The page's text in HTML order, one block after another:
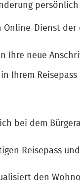
Dienst
Ihre neue
Ihrem Reisepass
bei dem
Reisepass
den